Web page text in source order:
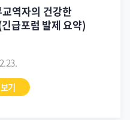
역자의 건강한
급포럼 발제 요약)
기